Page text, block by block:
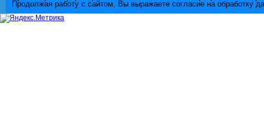
Продолжая работу с сайтом, Вы выражаете согласие на обработку